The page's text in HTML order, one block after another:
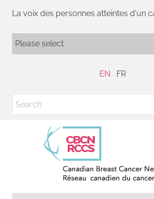
La voix des personnes atteintes d'un
EN FR